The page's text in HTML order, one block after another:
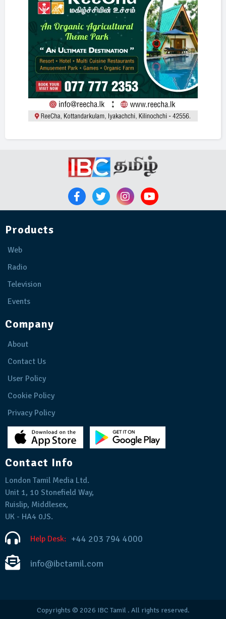
Products
Web
Radio
Television
Events
Company
About
Contact Us
User Policy
Cookie Policy
Privacy Policy
Contact Info
London Tamil Media Ltd.
Unit 1, 10 Stonefield Way,
Ruislip, Middlesex,
UK - HA4 0JS.
Help Desk: +44 203 794 4000
info@ibctamil.com
Copyrights © 2026 IBC Tamil. All rights reserved.